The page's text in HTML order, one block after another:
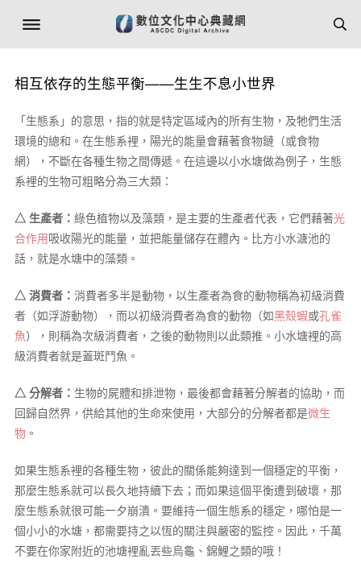
相互依存的生態平衡——生生不息小世界
「生態系」的意思，指的就是特定區域內的所有生物，及牠們生活
環境的總和。在生態系裡，陽光的能量會藉著食物鏈（或食物
網），不斷在各種生物之間傳遞。在這邊以小水塘做為例子，生態
系裡的生物可粗略分為三大類：
△ 生產者： 綠色植物以及藻類，是主要的生產者代表，它們藉著光
合作用吸收陽光的能量，並把能量儲存在體內。比方小水溏池的
話，就是水塘中的藻類。
△ 消費者： 消費者多半是動物，以生產者為食的動物稱為初級消費
者（如浮游動物），而以初級消費者為食的動物（如黑殼蝦或孔雀
魚），則稱為次級消費者，之後的動物則以此類推。小水塘裡的高
級消費者就是蓋斑鬥魚。
△ 分解者： 生物的屍體和排泄物，最後都會藉著分解者的協助，而
回歸自然界，供給其他的生命來使用，大部分的分解者都是微生
物。
如果生態系裡的各種生物，彼此的關係能夠達到一個穩定的平衡，
那麼生態系就可以長久地持續下去；而如果這個平衡遭到破壞，那
麼生態系就很可能一夕崩潰。要維持一個生態系的穩定，哪怕是一
個小小的水塘，都需要持之以恆的關注與嚴密的監控。因此，千萬
不要在你家附近的池塘裡亂丟些烏龜、錦鯉之類的哦！